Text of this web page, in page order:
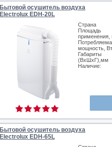
Бытовой осушитель воздуха
Electrolux EDH-20L
Страна
Площадь
применения,
мощность, Вт
Габариты
(ВхШхГ),мм
Наличие:
Бытовой осушитель воздуха
Electrolux EDH-65L